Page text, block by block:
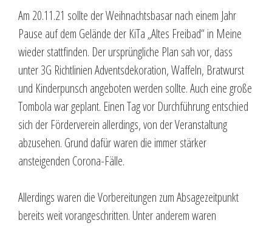
Am 20.11.21 sollte der Weihnachtsbasar nach einem Jahr
Pause auf dem Gelände der KiTa „Altes Freibad“ in Meine
wieder stattfinden. Der ursprüngliche Plan sah vor, dass
unter 3G Richtlinien Adventsdekoration, Waffeln, Bratwurst
und Kinderpunsch angeboten werden sollte. Auch eine große
Tombola war geplant. Einen Tag vor Durchführung entschied
sich der Förderverein allerdings, von der Veranstaltung
abzusehen. Grund dafür waren die immer stärker
ansteigenden Corona-Fälle.
Allerdings waren die Vorbereitungen zum Absagezeitpunkt
bereits weit vorangeschritten. Unter anderem waren